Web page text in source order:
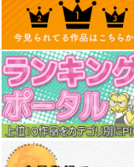
Fate/Grand Order オー
ルキャラ
サンプル
カート
m.m.m.
2,292円（税込）
シグルド
サンプル
作品詳細